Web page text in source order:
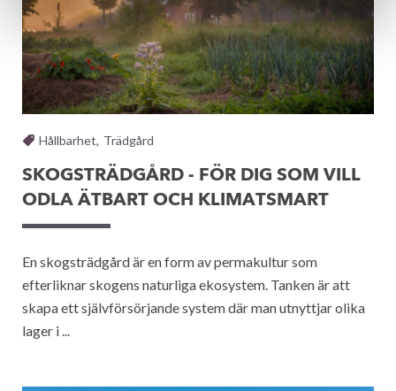
Hållbarhet, Trädgård
SKOGSTRÄDGÅRD - FÖR DIG SOM VILL
ODLA ÄTBART OCH KLIMATSMART
En skogsträdgård är en form av permakultur som
efterliknar skogens naturliga ekosystem. Tanken är att
skapa ett självförsörjande system där man utnyttjar olika
lager i ...